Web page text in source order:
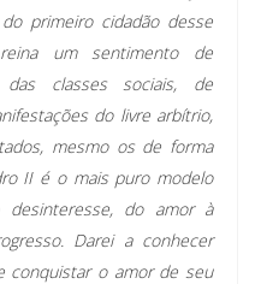
primeiro cidadão desse
um sentimento de
das classes sociais, de
do livre arbítrio,
mesmo os de forma
II é o mais puro modelo
desinteresse, do amor à
Darei a conhecer
conquistar o amor de seu